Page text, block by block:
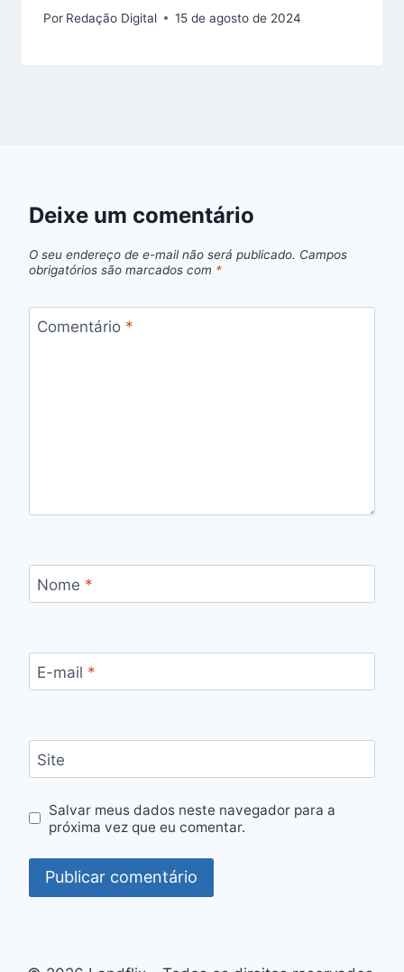
Por Redação Digital 15 de agosto de 2024
Deixe um comentário
O seu endereço de e-mail não será publicado. Campos
obrigatórios são marcados com *
Comentário *
Nome *
E-mail *
Site
Salvar meus dados neste navegador para a
próxima vez que eu comentar.